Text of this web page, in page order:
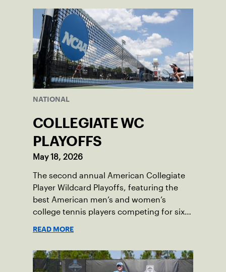
NATIONAL
COLLEGIATE WC
PLAYOFFS
May 18, 2026
The second annual American Collegiate
Player Wildcard Playoffs, featuring the
best American men’s and women’s
college tennis players competing for six
READ MORE